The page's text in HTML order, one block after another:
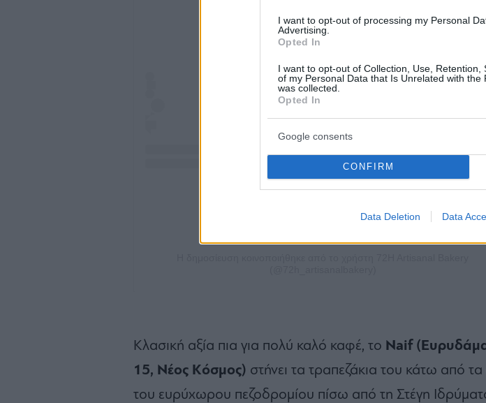
I want to opt-out of processing my Personal
Advertising.
Opted In
I want to opt-out of Collection, Use, Retention,
of my Personal Data that Is Unrelated with the
was collected.
Opted In
Google consents
CONFIRM
Data Deletion Data
Κλασική αξία πια για πολύ καλό καφέ, το Naif
15, Νέος Κόσμος) στήνει τα τραπεζάκια του κάτω από
του ευρύχωρου πεζοδρομίου πίσω από τη Στέγη